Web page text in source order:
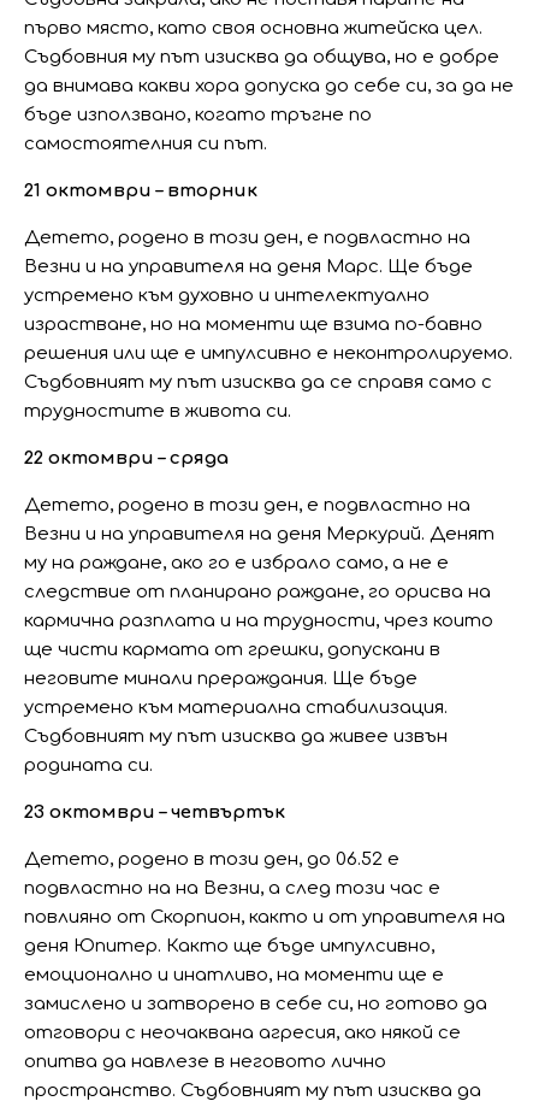
първо място, като своя основна житейска цел.
Съдбовния му път изисква да общува, но е добре
да внимава какви хора допуска до себе си, за да не
бъде използвано, когато тръгне по
самостоятелния си път.
21 октомври – вторник
Детето, родено в този ден, е подвластно на
Везни и на управителя на деня Марс. Ще бъде
устремено към духовно и интелектуално
израстване, но на моменти ще взима по-бавно
решения или ще е импулсивно е неконтролируемо.
Съдбовният му път изисква да се справя само с
трудностите в живота си.
22 октомври – сряда
Детето, родено в този ден, е подвластно на
Везни и на управителя на деня Меркурий. Денят
му на раждане, ако го е избрало само, а не е
следствие от планирано раждане, го орисва на
кармична разплата и на трудности, чрез които
ще чисти кармата от грешки, допускани в
неговите минали прераждания. Ще бъде
устремено към материална стабилизация.
Съдбовният му път изисква да живее извън
родината си.
23 октомври – четвъртък
Детето, родено в този ден, до 06.52 е
подвластно на на Везни, а след този час е
повлияно от Скорпион, както и от управителя на
деня Юпитер. Както ще бъде импулсивно,
емоционално и инатливо, на моменти ще е
замислено и затворено в себе си, но готово да
отговори с неочаквана агресия, ако някой се
опитва да навлезе в неговото лично
пространство. Съдбовният му път изисква да